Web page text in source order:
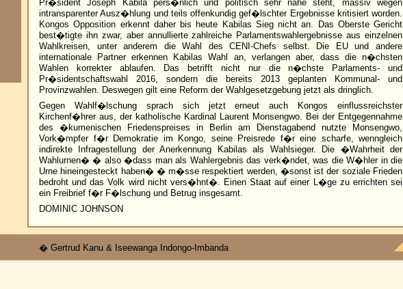
Pr�sident Joseph Kabila pers�nlich und politisch sehr nahe steht, massiv wegen
intransparenter Ausz�hlung und teils offenkundig gef�lschter Ergebnisse kritisiert worden.
Kongos Opposition erkennt daher bis heute Kabilas Sieg nicht an. Das Oberste Gericht
best�tigte ihn zwar, aber annullierte zahlreiche Parlamentswahlergebnisse aus einzelnen
Wahlkreisen, unter anderem die Wahl des CENI-Chefs selbst. Die EU und andere
internationale Partner erkennen Kabilas Wahl an, verlangen aber, dass die n�chsten
Wahlen korrekter ablaufen. Das betrifft nicht nur die n�chste Parlaments- und
Pr�sidentschaftswahl 2016, sondern die bereits 2013 geplanten Kommunal- und
Provinzwahlen. Deswegen gilt eine Reform der Wahlgesetzgebung jetzt als dringlich.
Gegen Wahlf�lschung sprach sich jetzt erneut auch Kongos einflussreichster
Kirchenf�hrer aus, der katholische Kardinal Laurent Monsengwo. Bei der Entgegennahme
des �kumenischen Friedenspreises in Berlin am Dienstagabend nutzte Monsengwo,
Vork�mpfer f�r Demokratie im Kongo, seine Preisrede f�r eine scharfe, wenngleich
indirekte Infragestellung der Anerkennung Kabilas als Wahlsieger. Die �Wahrheit der
Wahlurnen� � also �dass man als Wahlergebnis das verk�ndet, was die W�hler in die
Urne hineingesteckt haben� � m�sse respektiert werden, �sonst ist der soziale Frieden
bedroht und das Volk wird nicht vers�hnt�. Einen Staat auf einer L�ge zu errichten sei
ein Freibrief f�r F�lschung und Betrug insgesamt.
DOMINIC JOHNSON
� Gertrud Kanu & Iseewanga Indongo-Imbanda